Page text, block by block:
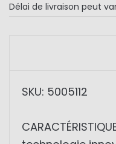
Délai de livraison peut
SKU: 5005112